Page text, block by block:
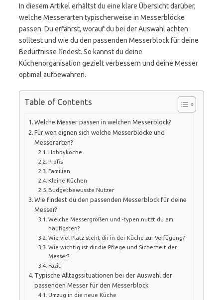
In diesem Artikel erhältst du eine klare Übersicht darüber,
welche Messerarten typischerweise in Messerblöcke
passen. Du erfährst, worauf du bei der Auswahl achten
solltest und wie du den passenden Messerblock für deine
Bedürfnisse findest. So kannst du deine
Küchenorganisation gezielt verbessern und deine Messer
optimal aufbewahren.
Table of Contents
Welche Messer passen in welchen Messerblock?
Für wen eignen sich welche Messerblöcke und
Messerarten?
Hobbyköche
Profis
Familien
Kleine Küchen
Budgetbewusste Nutzer
Wie findest du den passenden Messerblock für deine
Messer?
Welche Messergrößen und -typen nutzt du am
häufigsten?
Wie viel Platz steht dir in der Küche zur Verfügung?
Wie wichtig ist dir die Pflege und Sicherheit der
Messer?
Fazit
Typische Alltagssituationen bei der Auswahl der
passenden Messer für den Messerblock
Umzug in die neue Küche